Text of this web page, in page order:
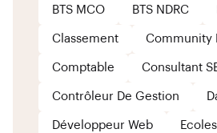
BTS MCO BTS NDRC
Classement Community
Comptable Consultant
Contrôleur De Gestion
Développeur Web